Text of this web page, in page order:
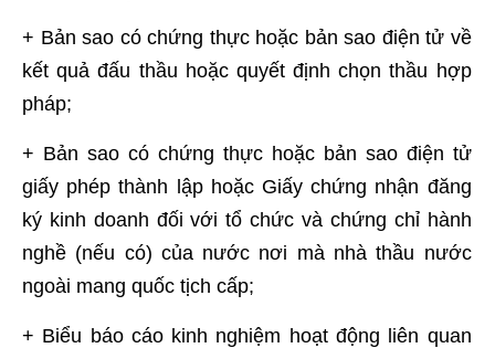
+ Bản sao có chứng thực hoặc bản sao điện tử về
kết quả đấu thầu hoặc quyết định chọn thầu hợp
pháp;
+ Bản sao có chứng thực hoặc bản sao điện tử
giấy phép thành lập hoặc Giấy chứng nhận đăng
ký kinh doanh đối với tổ chức và chứng chỉ hành
nghề (nếu có) của nước nơi mà nhà thầu nước
ngoài mang quốc tịch cấp;
+ Biểu báo cáo kinh nghiệm hoạt động liên quan